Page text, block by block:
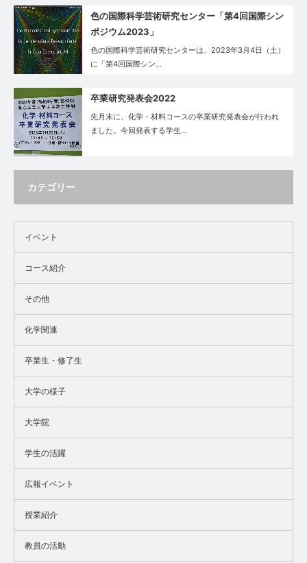
色の国際科学芸術研究センター「第4回国際シン
ポジウム2023」
色の国際科学芸術研究センターは、2023年3月4日（土）
に「第4回国際シン…
卒業研究発表会2022
先月末に、化学・材料コースの卒業研究発表会が行われ
ました。今回発表する学生…
カテゴリー
イベント
コース紹介
その他
化学関連
卒業生・修了生
大学の様子
大学院
学生の活躍
広報イベント
授業紹介
教員の活動